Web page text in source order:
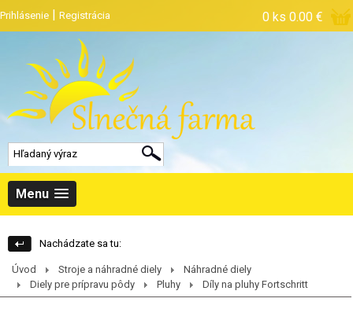
Prihlásenie | Registrácia 0 ks 0.00 €
Menu
Nachádzate sa tu:
Úvod Stroje a náhradné diely
Náhradné diely
Diely pre prípravu pôdy
Pluhy Díly na pluhy Fortschritt